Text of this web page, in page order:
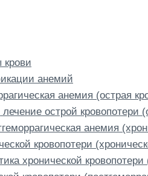
крови
анемий
анемия (острая
лечение острой кровопотери
анемия
кровопотери
хронической